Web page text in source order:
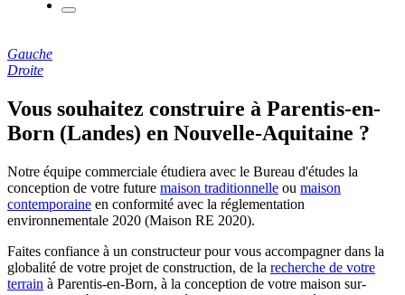
Gauche
Droite
Vous souhaitez construire à Parentis-en-
Born (Landes) en Nouvelle-Aquitaine ?
Notre équipe commerciale étudiera avec le Bureau d'études la
conception de votre future maison traditionnelle ou maison
contemporaine en conformité avec la réglementation
environnementale 2020 (Maison RE 2020).
Faites confiance à un constructeur pour vous accompagner dans la
globalité de votre projet de construction, de la recherche de votre
terrain à Parentis-en-Born, à la conception de votre maison sur-